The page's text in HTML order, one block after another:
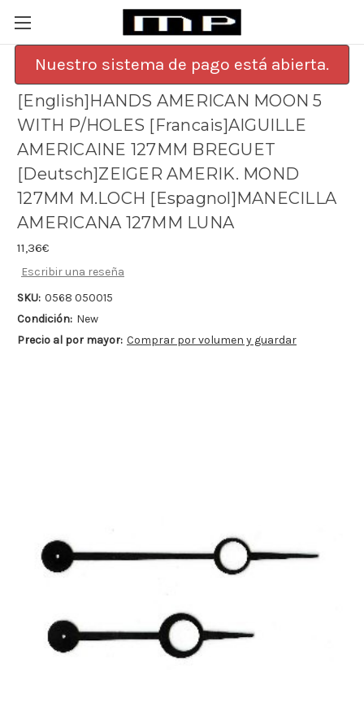
Nuestro sistema de pago está abierta.
[English]HANDS AMERICAN MOON 5
WITH P/HOLES [Francais]AIGUILLE
AMERICAINE 127MM BREGUET
[Deutsch]ZEIGER AMERIK. MOND
127MM M.LOCH [Espagnol]MANECILLA
AMERICANA 127MM LUNA
11,36€
Escribir una reseña
SKU: 0568 050015
Condición: New
Precio al por mayor: Comprar por volumen y guardar